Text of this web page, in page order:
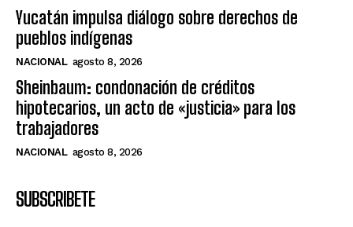
Yucatán impulsa diálogo sobre derechos de
pueblos indígenas
NACIONAL agosto 8, 2026
Sheinbaum: condonación de créditos
hipotecarios, un acto de «justicia» para los
trabajadores
NACIONAL agosto 8, 2026
SUBSCRIBETE